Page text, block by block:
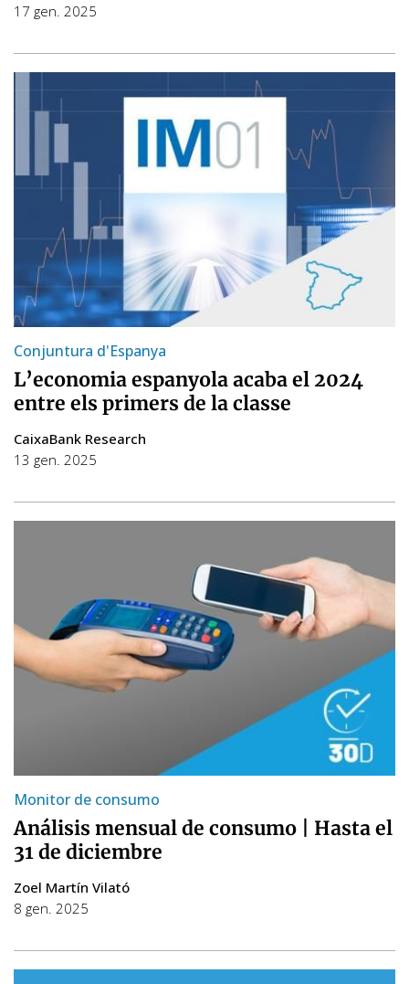
17 gen. 2025
Conjuntura d'Espanya
L’economia espanyola acaba el 2024
entre els primers de la classe
CaixaBank Research
13 gen. 2025
Monitor de consumo
Análisis mensual de consumo | Hasta el
31 de diciembre
Zoel Martín Vilató
8 gen. 2025